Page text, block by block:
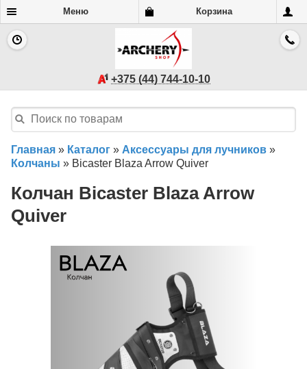
Меню Корзина
+375 (44) 744-10-10
Главная » Каталог » Аксессуары для лучников »
Колчаны » Bicaster Blaza Arrow Quiver
Колчан Bicaster Blaza Arrow
Quiver